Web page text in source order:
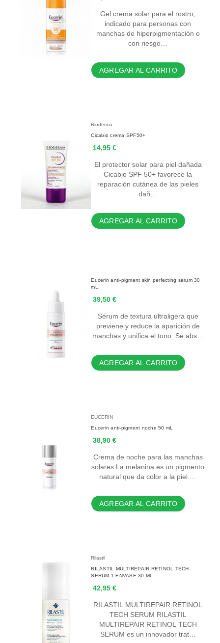
Gel crema solar para el rostro,
indicado para personas con
manchas de hiperpigmentación o
con riesgo…
AGREGAR AL CARRITO
Bioderma
Cicabio crema SPF50+
14,95 €
El protector solar para piel dañada
Cicabio SPF 50+ favorece la
reparación cutánea de las pieles
dañ…
AGREGAR AL CARRITO
Eucerin anti-pigment skin perfecting serum 30
mL
39,50 €
Sérum de textura ultraligera que
previene y reduce la aparición de
manchas y unifica el tono. Se abs…
AGREGAR AL CARRITO
EUCERIN
Eucerin anti-pigment noche 50 mL
38,90 €
Crema de noche para las manchas
solares La melanina es un pigmento
natural que da color a la piel.…
AGREGAR AL CARRITO
Rilastil
RILASTIL MULTIREPAIR RETINOL TECH
SERUM 1 ENVASE 30 Ml
42,95 €
RILASTIL MULTIREPAIR RETINOL
TECH SERUM RILASTIL
MULTIREPAIR RETINOL TECH
SERUM es un innovador trat…